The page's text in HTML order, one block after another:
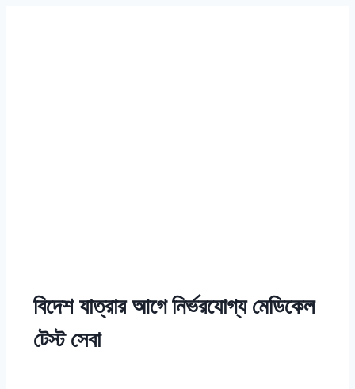
বিদেশ যাত্রার আগে নির্ভরযোগ্য মেডিকেল
টেস্ট সেবা